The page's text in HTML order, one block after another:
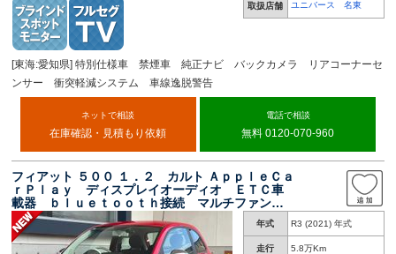
取扱店舗 ユニバース 名東
[東海:愛知県] 特別仕様車 禁煙車 純正ナビ バックカメラ リアコーナーセ
ンサー 衝突軽減システム 車線逸脱警告
ネットで相談
在庫確認・見積もり依頼
電話で相談
無料 0120-070-960
フィアット ５００ １．２ カルト ＡｐｐｌｅＣａ
ｒＰｌａｙ ディスプレイオーディオ ＥＴＣ車
載器 ｂｌｕｅｔｏｏｔｈ接続 マルチファンク
ションディスプレイ パドルシフト ５速デュア
ロジックシフト キーレスキー 禁煙車 後期
１オーナー
年式 R3 (2021) 年式
走行 5.8万Km